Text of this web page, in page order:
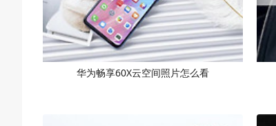
华为畅享60X云空间照片怎么看